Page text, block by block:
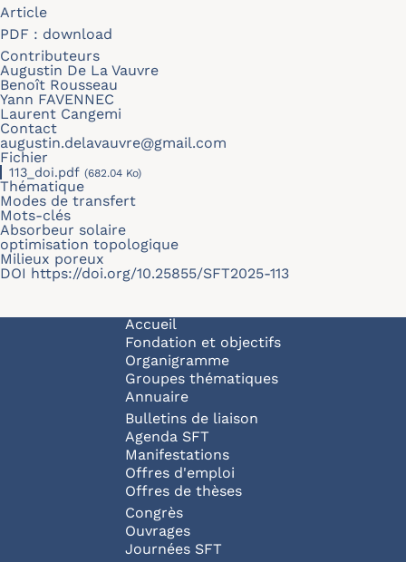
Article
PDF : download
Contributeurs
Augustin De La Vauvre
Benoît Rousseau
Yann FAVENNEC
Laurent Cangemi
Contact
augustin.delavauvre@gmail.com
Fichier
113_doi.pdf (682.04 Ko)
Thématique
Modes de transfert
Mots-clés
Absorbeur solaire
optimisation topologique
Milieux poreux
DOI https://doi.org/10.25855/SFT2025-113
Navigation principale
Accueil
Fondation et objectifs
Organigramme
Groupes thématiques
Annuaire
Bulletins de liaison
Agenda SFT
Manifestations
Offres d'emploi
Offres de thèses
Congrès
Ouvrages
Journées SFT